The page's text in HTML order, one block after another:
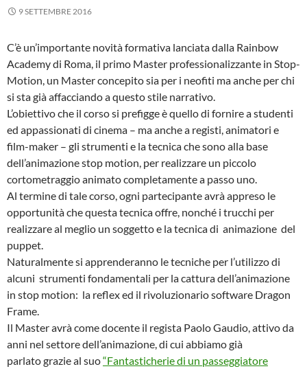
9 SETTEMBRE 2016
C’è un’importante novità formativa lanciata dalla Rainbow
Academy di Roma, il primo Master professionalizzante in Stop-
Motion, un Master concepito sia per i neofiti ma anche per chi
si sta già affacciando a questo stile narrativo.
L’obiettivo che il corso si prefigge è quello di fornire a studenti
ed appassionati di cinema – ma anche a registi, animatori e
film-maker – gli strumenti e la tecnica che sono alla base
dell’animazione stop motion, per realizzare un piccolo
cortometraggio animato completamente a passo uno.
Al termine di tale corso, ogni partecipante avrà appreso le
opportunità che questa tecnica offre, nonché i trucchi per
realizzare al meglio un soggetto e la tecnica di animazione del
puppet.
Naturalmente si apprenderanno le tecniche per l’utilizzo di
alcuni strumenti fondamentali per la cattura dell’animazione
in stop motion: la reflex ed il rivoluzionario software Dragon
Frame.
Il Master avrà come docente il regista Paolo Gaudio, attivo da
anni nel settore dell’animazione, di cui abbiamo già
parlato grazie al suo“Fantasticherie di un passeggiatore